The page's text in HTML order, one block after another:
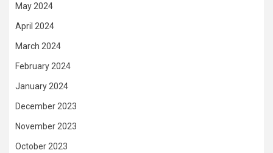
May 2024
April 2024
March 2024
February 2024
January 2024
December 2023
November 2023
October 2023